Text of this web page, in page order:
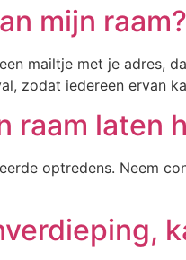
mijn raam?
mailtje met je adres,
zodat iedereen ervan
raam laten
optredens. Neem